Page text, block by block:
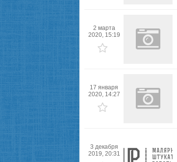
2 марта
2020, 15:19
17 января
2020, 14:27
3 декабря
2019, 20:31